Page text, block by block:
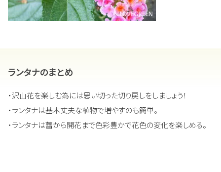
ランタナのまとめ
・沢山花を楽しむ為には思い切った切り戻しをしましょう！
・ランタナは基本丈夫な植物で増やすのも簡単。
・ランタナは蕾から開花まで色彩豊かで花色の変化を楽しめる。